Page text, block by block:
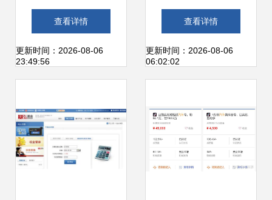
水线到圆梦驾驶
查看详情
更新时间：2026-08-06
23:49:56
条，产品大年的北
现依旧亮点十足
查看详情
更新时间：2026-08-06
06:02:02